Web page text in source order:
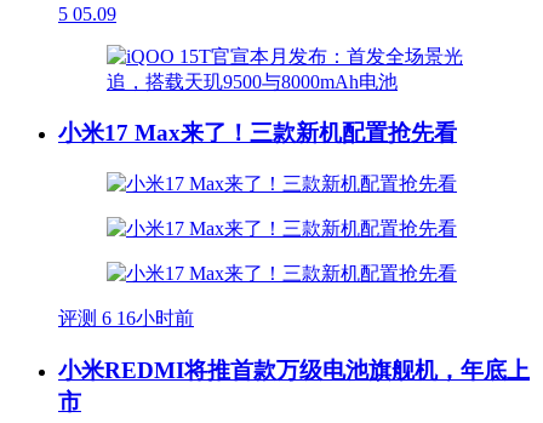
5 05.09
小米17 Max来了！三款新机配置抢先看
评测 6 16小时前
小米REDMI将推首款万级电池旗舰机，年底上
市